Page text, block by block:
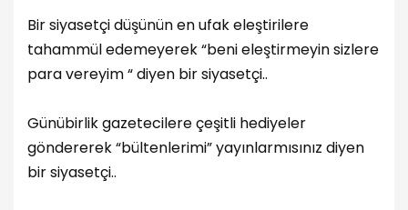
Bir siyasetçi düşünün en ufak eleştirilere
tahammül edemeyerek “beni eleştirmeyin sizlere
para vereyim “ diyen bir siyasetçi..
Günübirlik gazetecilere çeşitli hediyeler
göndererek “bültenlerimi” yayınlarmısınız diyen
bir siyasetçi..